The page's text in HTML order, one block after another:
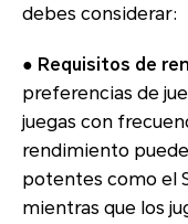
debes considerar:
● Requisitos de
preferencias de
juegas con
rendimiento
potentes como el
mientras que los